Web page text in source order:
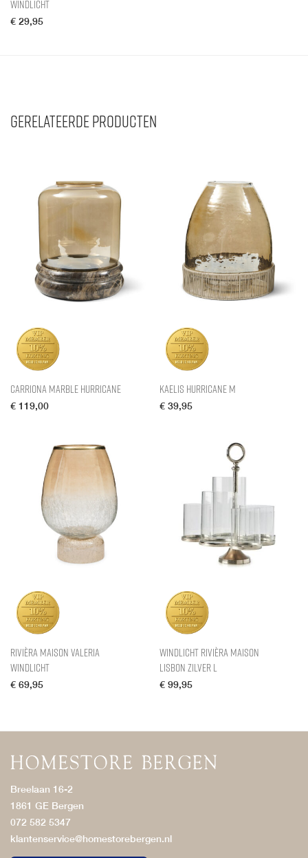
Windlicht
€ 29,95
Gerelateerde producten
Carriona Marble Hurricane
€ 119,00
Kaelis Hurricane M
€ 39,95
Rivièra Maison Valeria
Windlicht
€ 69,95
Windlicht Rivièra Maison
Lisbon Zilver L
€ 99,95
Breelaan 16-2
1861 GE Bergen
072 582 5347
klantenservice@homestorebergen.nl